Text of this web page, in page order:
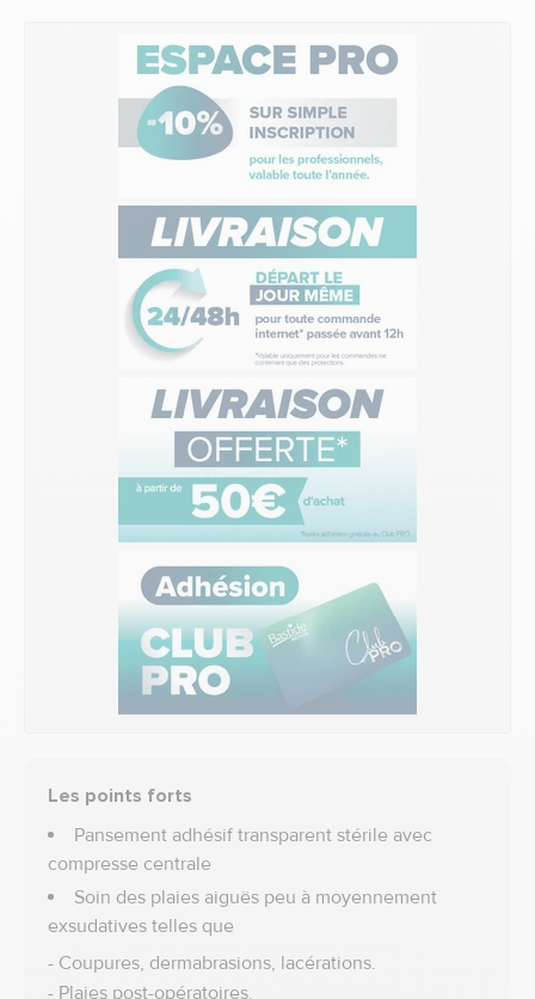
Les points forts
Pansement adhésif transparent stérile avec
compresse centrale
Soin des plaies aiguës peu à moyennement
exsudatives telles que
- Coupures, dermabrasions, lacérations.
- Plaies post-opératoires.